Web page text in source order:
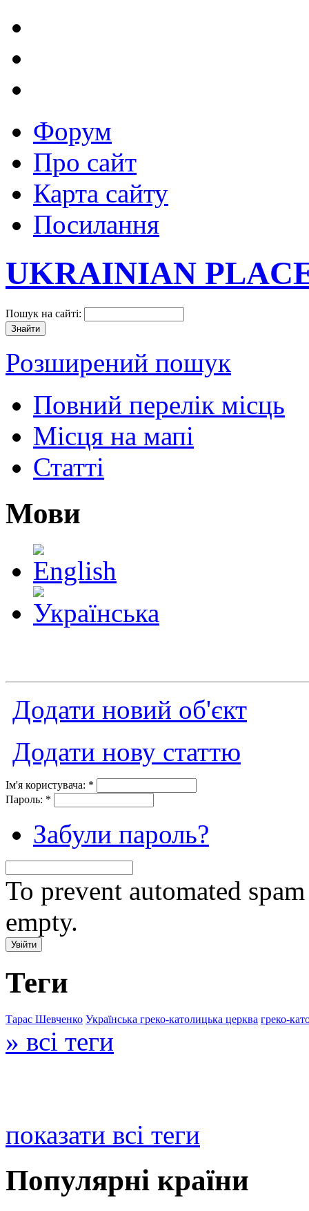
Форум
Про сайт
Карта сайту
Посилання
UKRAINIAN
Пошук на сайті:
Розширений пошук
Повний перелік місць
Місця на мапі
Статті
Мови
Додати новий об'єкт
Додати нову статтю
Ім'я користувача: *
Пароль: *
Забули пароль?
To prevent automated
empty.
Теги
Тарас Шевченко Українська греко-католицька церква греко-
» всі теги
показати всі теги
Популярні країни